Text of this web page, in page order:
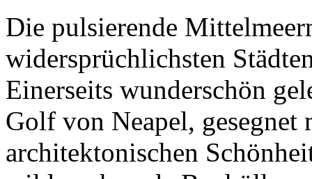
Die pulsierende
widersprüchlichsten
Einerseits wunderschön
Golf von Neapel,
architektonischen